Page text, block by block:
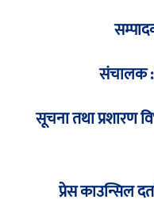
संचालक
सूचना तथा प्रशारण
प्रेस काउन्सिल